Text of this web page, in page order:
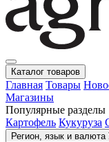
Каталог товаров
Главная Товары
Магазины
Популярные разделы
Картофель Кукуруза
Регион, язык и валюта